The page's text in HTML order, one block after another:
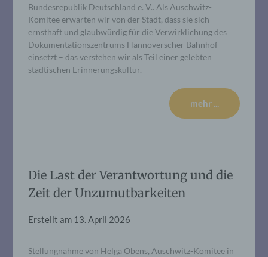
Bundesrepublik Deutschland e. V.. Als Auschwitz-
Komitee erwarten wir von der Stadt, dass sie sich
ernsthaft und glaubwürdig für die Verwirklichung des
Dokumentationszentrums Hannoverscher Bahnhof
einsetzt – das verstehen wir als Teil einer gelebten
städtischen Erinnerungskultur.
mehr ...
Die Last der Verantwortung und die
Zeit der Unzumutbarkeiten
Erstellt am 13. April 2026
Stellungnahme von Helga Obens, Auschwitz-Komitee in